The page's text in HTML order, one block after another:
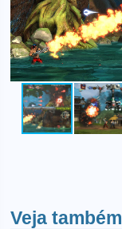
Veja também